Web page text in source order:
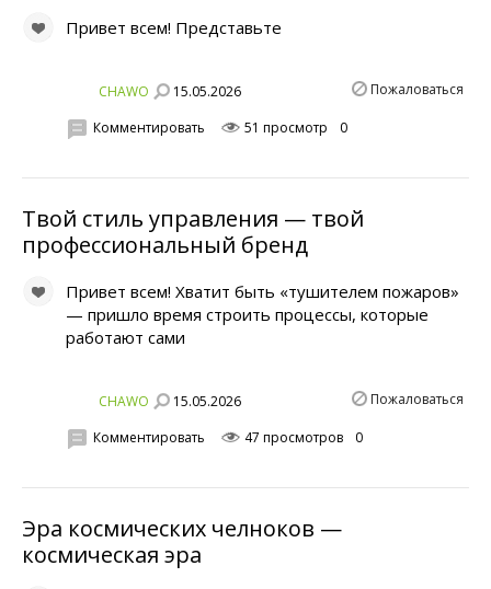
Привет всем! Представьте
CHAWO 15.05.2026 Пожаловаться
Комментировать 51 просмотр 0
Твой стиль управления — твой
профессиональный бренд
Привет всем! Хватит быть «тушителем пожаров»
— пришло время строить процессы, которые
работают сами
CHAWO 15.05.2026 Пожаловаться
Комментировать 47 просмотров 0
Эра космических челноков —
космическая эра